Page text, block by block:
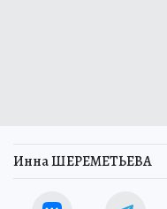
Инна ШЕРЕМЕТЬЕВА